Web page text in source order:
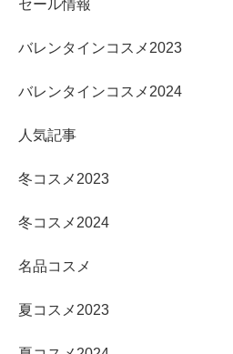
セール情報
バレンタインコスメ2023
バレンタインコスメ2024
人気記事
冬コスメ2023
冬コスメ2024
名品コスメ
夏コスメ2023